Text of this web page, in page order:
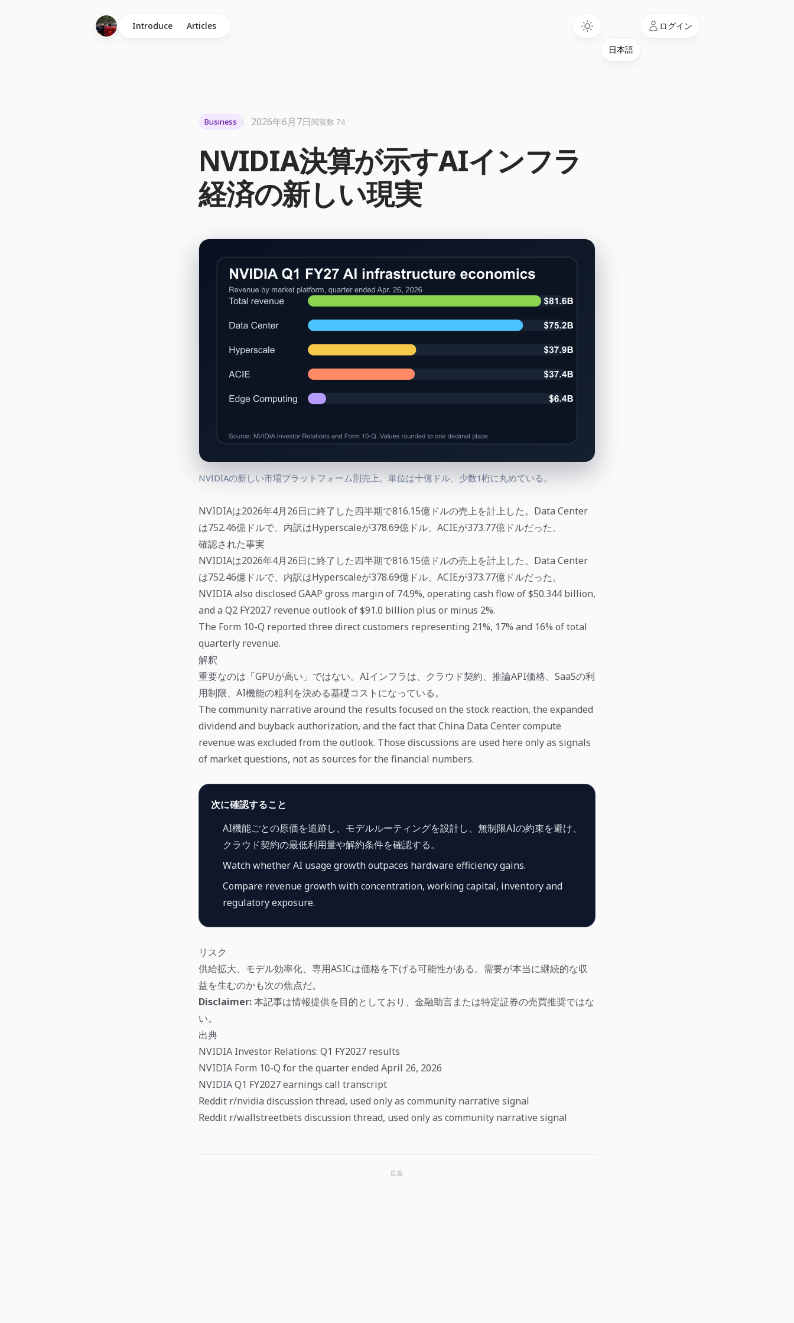
Introduce Articles ログイン
NVIDIA決算が示すAIインフラ
経済の新しい現実
Business 2026年6月7日閲覧数 74
NVIDIAの新しい市場プラットフォーム別売上。単位は十億ドル、少数1桁に丸めている。
NVIDIAは2026年4月26日に終了した四半期で816.15億ドルの売上を計上した。Data Center
は752.46億ドルで、内訳はHyperscaleが378.69億ドル、ACIEが373.77億ドルだった。
確認された事実
NVIDIAは2026年4月26日に終了した四半期で816.15億ドルの売上を計上した。Data Center
は752.46億ドルで、内訳はHyperscaleが378.69億ドル、ACIEが373.77億ドルだった。
NVIDIA also disclosed GAAP gross margin of 74.9%, operating cash flow of $50.344 billion,
and a Q2 FY2027 revenue outlook of $91.0 billion plus or minus 2%.
The Form 10-Q reported three direct customers representing 21%, 17% and 16% of total
quarterly revenue.
解釈
重要なのは「GPUが高い」ではない。AIインフラは、クラウド契約、推論API価格、SaaSの利
用制限、AI機能の粗利を決める基礎コストになっている。
The community narrative around the results focused on the stock reaction, the expanded
dividend and buyback authorization, and the fact that China Data Center compute
revenue was excluded from the outlook. Those discussions are used here only as signals
of market questions, not as sources for the financial numbers.
次に確認すること
AI機能ごとの原価を追跡し、モデルルーティングを設計し、無制限AIの約束を避け、
クラウド契約の最低利用量や解約条件を確認する。
Watch whether AI usage growth outpaces hardware efficiency gains.
Compare revenue growth with concentration, working capital, inventory and
regulatory exposure.
リスク
供給拡大、モデル効率化、専用ASICは価格を下げる可能性がある。需要が本当に継続的な収
益を生むのかも次の焦点だ。
Disclaimer:本記事は情報提供を目的としており、金融助言または特定証券の売買推奨ではな
い。
出典
NVIDIA Investor Relations: Q1 FY2027 results
NVIDIA Form 10-Q for the quarter ended April 26, 2026
NVIDIA Q1 FY2027 earnings call transcript
Reddit r/nvidia discussion thread, used only as community narrative signal
Reddit r/wallstreetbets discussion thread, used only as community narrative signal
広告